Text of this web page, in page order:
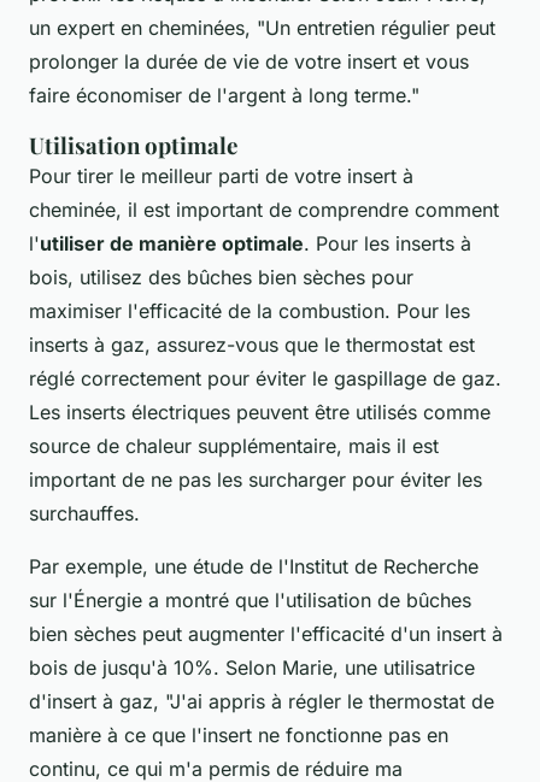
un expert en cheminées, "Un entretien régulier peut
prolonger la durée de vie de votre insert et vous
faire économiser de l'argent à long terme."
Utilisation optimale
Pour tirer le meilleur parti de votre insert à
cheminée, il est important de comprendre comment
l'utiliser de manière optimale. Pour les inserts à
bois, utilisez des bûches bien sèches pour
maximiser l'efficacité de la combustion. Pour les
inserts à gaz, assurez-vous que le thermostat est
réglé correctement pour éviter le gaspillage de gaz.
Les inserts électriques peuvent être utilisés comme
source de chaleur supplémentaire, mais il est
important de ne pas les surcharger pour éviter les
surchauffes.
Par exemple, une étude de l'Institut de Recherche
sur l'Énergie a montré que l'utilisation de bûches
bien sèches peut augmenter l'efficacité d'un insert à
bois de jusqu'à 10%. Selon Marie, une utilisatrice
d'insert à gaz, "J'ai appris à régler le thermostat de
manière à ce que l'insert ne fonctionne pas en
continu, ce qui m'a permis de réduire ma